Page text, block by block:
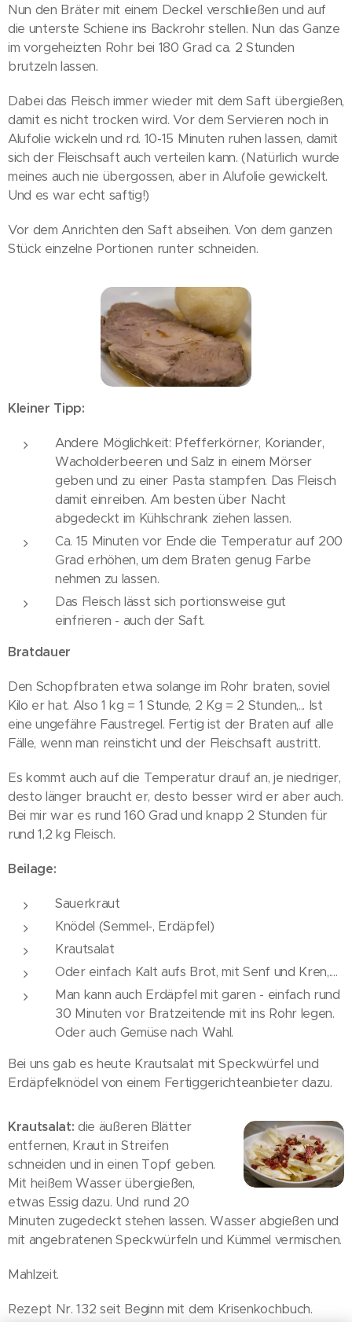
Nun den Bräter mit einem Deckel verschließen und auf
die unterste Schiene ins Backrohr stellen. Nun das Ganze
im vorgeheizten Rohr bei 180 Grad ca. 2 Stunden
brutzeln lassen.
Dabei das Fleisch immer wieder mit dem Saft übergießen,
damit es nicht trocken wird. Vor dem Servieren noch in
Alufolie wickeln und rd. 10-15 Minuten ruhen lassen, damit
sich der Fleischsaft auch verteilen kann. (Natürlich wurde
meines auch nie übergossen, aber in Alufolie gewickelt.
Und es war echt saftig!)
Vor dem Anrichten den Saft abseihen. Von dem ganzen
Stück einzelne Portionen runter schneiden.
Kleiner Tipp:
Andere Möglichkeit: Pfefferkörner, Koriander,
Wacholderbeeren und Salz in einem Mörser
geben und zu einer Pasta stampfen. Das Fleisch
damit einreiben. Am besten über Nacht
abgedeckt im Kühlschrank ziehen lassen.
Ca. 15 Minuten vor Ende die Temperatur auf 200
Grad erhöhen, um dem Braten genug Farbe
nehmen zu lassen.
Das Fleisch lässt sich portionsweise gut
einfrieren - auch der Saft.
Bratdauer
Den Schopfbraten etwa solange im Rohr braten, soviel
Kilo er hat. Also 1 kg = 1 Stunde, 2 Kg = 2 Stunden,... Ist
eine ungefähre Faustregel. Fertig ist der Braten auf alle
Fälle, wenn man reinsticht und der Fleischsaft austritt.
Es kommt auch auf die Temperatur drauf an, je niedriger,
desto länger braucht er, desto besser wird er aber auch.
Bei mir war es rund 160 Grad und knapp 2 Stunden für
rund 1,2 kg Fleisch.
Beilage:
Sauerkraut
Knödel (Semmel-, Erdäpfel)
Krautsalat
Oder einfach Kalt aufs Brot, mit Senf und Kren,....
Man kann auch Erdäpfel mit garen - einfach rund
30 Minuten vor Bratzeitende mit ins Rohr legen.
Oder auch Gemüse nach Wahl.
Bei uns gab es heute Krautsalat mit Speckwürfel und
Erdäpfelknödel von einem Fertiggerichteanbieter dazu.
Krautsalat: die äußeren Blätter
entfernen, Kraut in Streifen
schneiden und in einen Topf geben.
Mit heißem Wasser übergießen,
etwas Essig dazu. Und rund 20
Minuten zugedeckt stehen lassen. Wasser abgießen und
mit angebratenen Speckwürfeln und Kümmel vermischen.
Mahlzeit.
Rezept Nr. 132 seit Beginn mit dem Krisenkochbuch.